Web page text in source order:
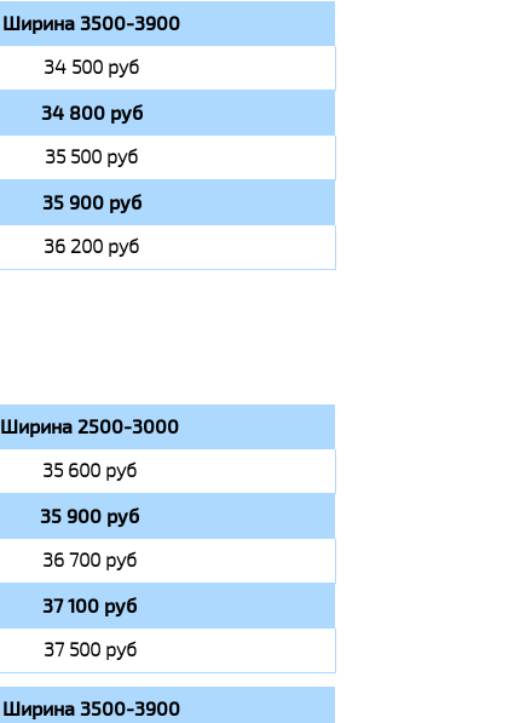
Ширина 3500-3900
34 500 руб
34 800 руб
35 500 руб
35 900 руб
36 200 руб
Ширина 2500-3000
35 600 руб
35 900 руб
36 700 руб
37 100 руб
37 500 руб
Ширина 3500-3900